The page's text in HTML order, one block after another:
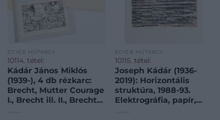
EGYÉB MŰTÁRGY
10114. tétel:
Kádár János Miklós
(1939-), 4 db rézkarc:
Brecht, Mutter Courage
I., Brecht ill. II., Brecht
EGYÉB MŰTÁRGY
10115. tétel:
Joseph Kádár (1936-
2019): Horizontális
struktúra, 1988-93.
Elektrográfia, papír,